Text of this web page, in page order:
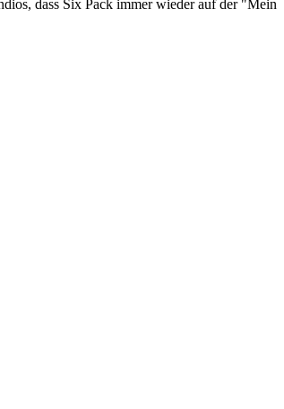
dass Six Pack immer wieder auf der "Mein